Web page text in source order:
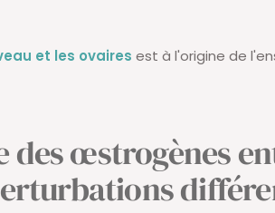
et les ovaires est à l'origine de
des œstrogènes